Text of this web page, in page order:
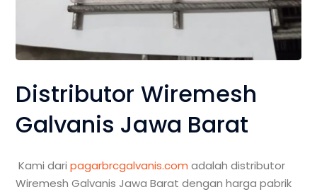
Distributor Wiremesh
Galvanis Jawa Barat
Kami daripagarbrcgalvanis.com adalah distributor
Wiremesh Galvanis Jawa Barat dengan harga pabrik